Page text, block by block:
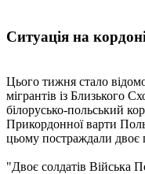
Ситуація на
Цього тижня стало
мігрантів із Близького
білорусько-польський
Прикордонної варти
цьому постраждали двоє
"Двоє солдатів Війська